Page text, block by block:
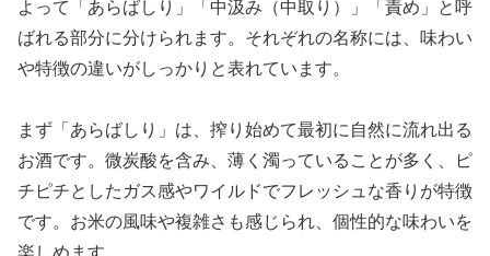
よって「あらばしり」「中汲み（中取り）」「責め」と呼
ばれる部分に分けられます。それぞれの名称には、味わい
や特徴の違いがしっかりと表れています。
まず「あらばしり」は、搾り始めて最初に自然に流れ出る
お酒です。微炭酸を含み、薄く濁っていることが多く、ピ
チピチとしたガス感やワイルドでフレッシュな香りが特徴
です。お米の風味や複雑さも感じられ、個性的な味わいを